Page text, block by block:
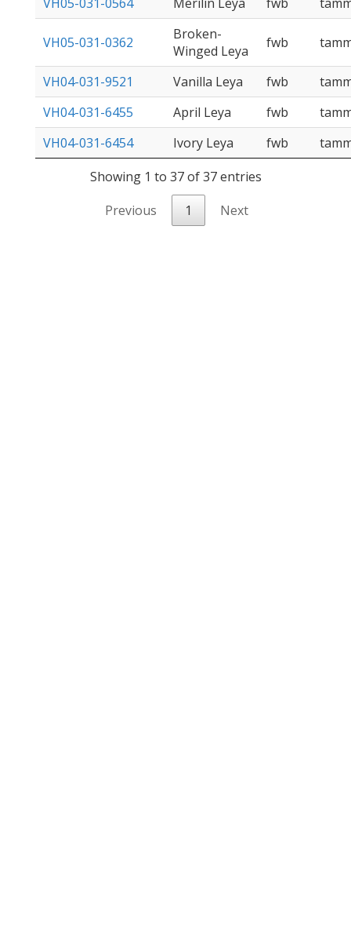
VH05-031-0362
Broken-
Winged Leya
fwb
VH04-031-9521 Vanilla Leya fwb
VH04-031-6455
April Leya fwb
VH04-031-6454
Ivory Leya fwb
Showing 1 to 37 of 37 entries
Previous
1 Next